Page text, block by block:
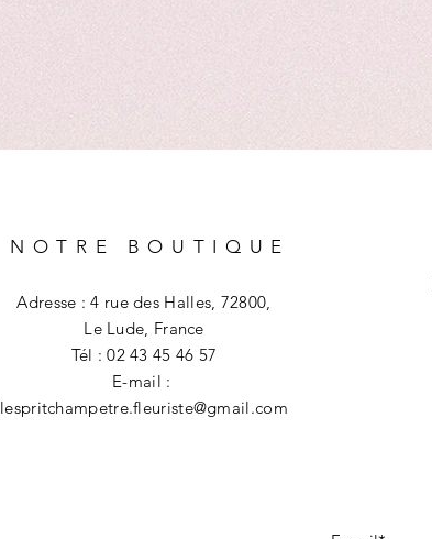
NOTRE BOUTIQUE
Adresse : 4 rue des Halles, 72800,
Le Lude, France
Tél : 02 43 45 46 57
E-mail :
lespritchampetre.fleuriste@gmail.com